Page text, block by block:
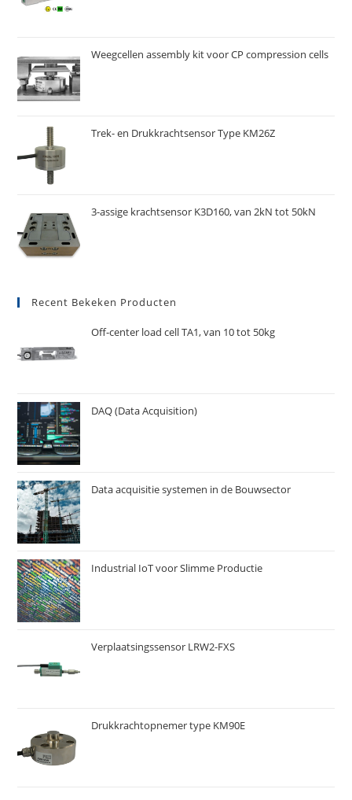
Weegcellen assembly kit voor CP compression cells
Trek- en Drukkrachtsensor Type KM26Z
3-assige krachtsensor K3D160, van 2kN tot 50kN
Recent Bekeken Producten
Off-center load cell TA1, van 10 tot 50kg
DAQ (Data Acquisition)
Data acquisitie systemen in de Bouwsector
Industrial IoT voor Slimme Productie
Verplaatsingssensor LRW2-FXS
Drukkrachtopnemer type KM90E